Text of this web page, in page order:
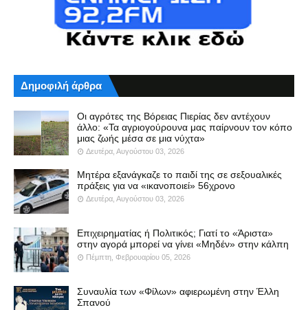
Δημοφιλή άρθρα
Οι αγρότες της Βόρειας Πιερίας δεν αντέχουν
άλλο: «Τα αγριογούρουνα μας παίρνουν τον κόπο
μιας ζωής μέσα σε μια νύχτα»
Δευτέρα, Αυγούστου 03, 2026
Μητέρα εξανάγκαζε το παιδί της σε σεξουαλικές
πράξεις για να «ικανοποιεί» 56χρονο
Δευτέρα, Αυγούστου 03, 2026
Επιχειρηματίας ή Πολιτικός; Γιατί το «Άριστα»
στην αγορά μπορεί να γίνει «Μηδέν» στην κάλπη
Πέμπτη, Φεβρουαρίου 05, 2026
Συναυλία των «Φίλων» αφιερωμένη στην Έλλη
Σπανού